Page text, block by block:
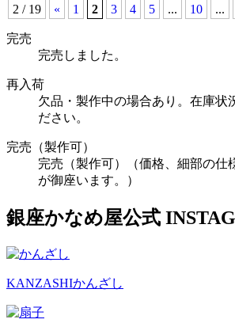
2 / 19 « 1 2 3 4 5 ... 10 ...
完売
完売しました。
再入荷
欠品・製作中の場合あり。在庫状
ださい。
完売（製作可）
完売（製作可）（価格、細部の仕
が御座います。）
銀座かなめ屋公式
KANZASHIかんざし